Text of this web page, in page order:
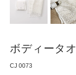
ボディータ
CJ 0073